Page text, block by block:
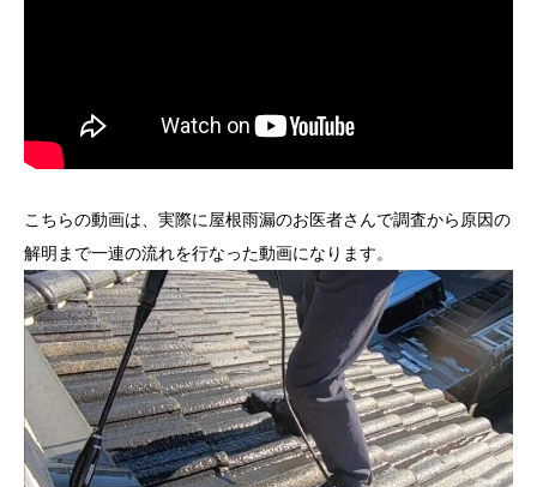
こちらの動画は、実際に屋根雨漏のお医者さんで調査から原因の
解明まで一連の流れを行なった動画になります。